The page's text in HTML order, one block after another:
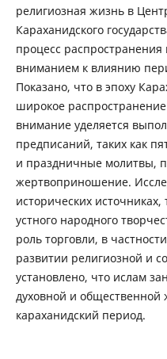
религиозная жизнь в
Караханидского
процесс
вниманием к влиянию
Показано, что в эпоху
широкое
внимание уделяется
предписаний, таких как
и праздничные молитвы,
жертвоприношение.
исторических
устного народного
роль торговли, в
развитии религиозной и
установлено, что ислам
духовной и общественной
караханидский период.